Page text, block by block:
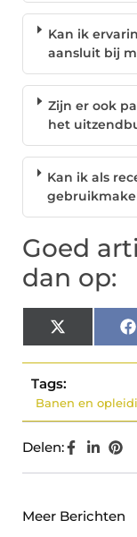
Kan ik
aansluit bij
Zijn er ook
het
Kan ik als
Goed
dan op:
X
(Twitter)
Tags:
Banen en
Delen:
Meer Berichten